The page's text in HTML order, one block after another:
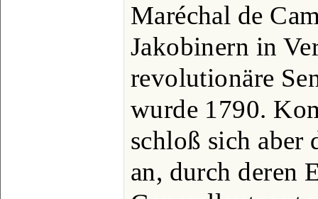
Maréchal de
Jakobinern in
revolutionäre
wurde 1790.
schloß sich aber
an, durch deren